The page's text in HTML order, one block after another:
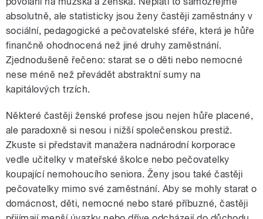
absolutně, ale statisticky jsou ženy častěji zaměstnány v
sociální, pedagogické a pečovatelské sféře, která je hůře
finančně ohodnocená než jiné druhy zaměstnání.
Zjednodušeně řečeno: starat se o děti nebo nemocné
nese méně než převádět abstraktní sumy na
kapitálových trzích.
Některé častěji ženské profese jsou nejen hůře placené,
ale paradoxně si nesou i nižší společenskou prestiž.
Zkuste si představit manažera nadnárodní korporace
vedle učitelky v mateřské školce nebo pečovatelky
koupající nemohoucího seniora. Ženy jsou také častěji
pečovatelky mimo své zaměstnání. Aby se mohly starat o
domácnost, děti, nemocné nebo staré příbuzné, častěji